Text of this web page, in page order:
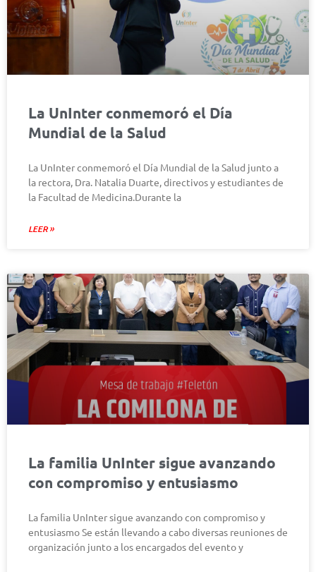
La UnInter conmemoró el Día
Mundial de la Salud
La UnInter conmemoró el Día Mundial de la Salud junto a
la rectora, Dra. Natalia Duarte, directivos y estudiantes de
la Facultad de Medicina.Durante la
LEER »
La familia UnInter sigue avanzando
con compromiso y entusiasmo
La familia UnInter sigue avanzando con compromiso y
entusiasmo Se están llevando a cabo diversas reuniones de
organización junto a los encargados del evento y